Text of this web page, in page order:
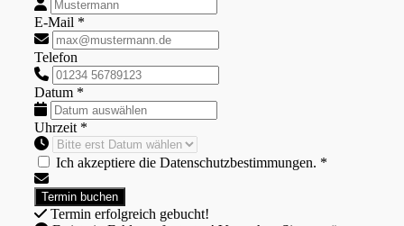
E-Mail *
Telefon
Datum *
Uhrzeit *
Ich akzeptiere die Datenschutzbestimmungen. *
Termin erfolgreich gebucht!